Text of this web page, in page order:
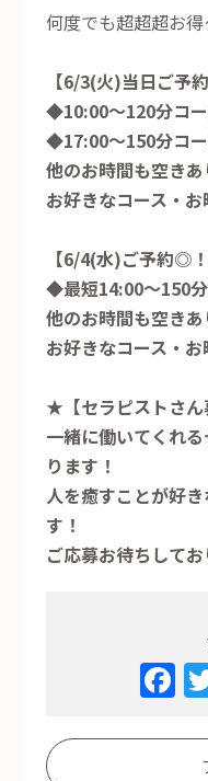
何度でも超超超お得
【6/3(火)当日ご予
◆10:00～120分コ
◆17:00～150分コ
他のお時間も空きあ
お好きなコース・お
【6/4(水)ご予約◎！
◆最短14:00～150
他のお時間も空きあ
お好きなコース・お
★【セラピストさ
一緒に働いてくれ
ります！
人を癒すことが好
す！
ご応募お待ちしてお